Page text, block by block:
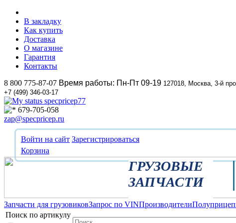
В закладку
Как купить
Доставка
О магазине
Гарантия
Контакты
8 800 775-87-07 Время работы: Пн-Пт 09-19 127018, Москва, 3-й
+7 (499) 346-03-17
specpricep77
679-705-058
zap@specpricep.ru
Войти на сайт Зарегистрироваться
Корзина
ГРУЗОВЫЕ
ЗАПЧАСТИ
Запчасти для грузовиковЗапрос по VINПроизводители
Поиск по артикулу